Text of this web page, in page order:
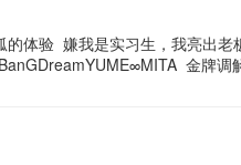
的体验 嫌我是实习生，我亮出老
BanGDreamYUME∞MITA 金牌调